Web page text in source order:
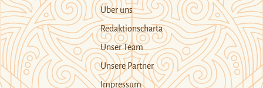
Über uns
Redaktionscharta
Unser Team
Unsere Partner
Impressum